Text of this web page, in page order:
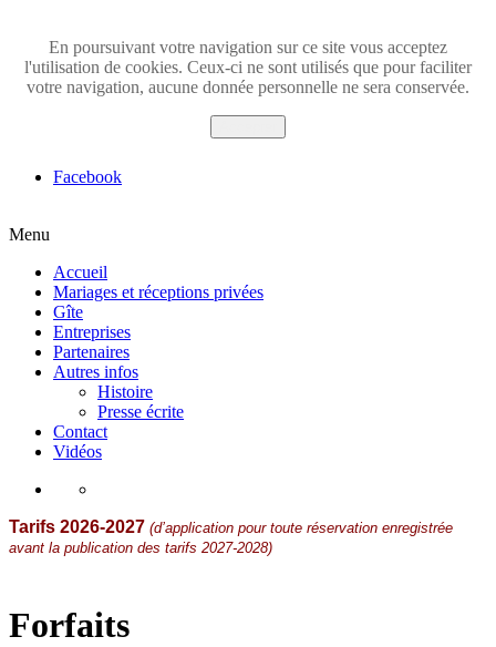
En poursuivant votre navigation sur ce site vous acceptez
l'utilisation de cookies. Ceux-ci ne sont utilisés que pour faciliter
votre navigation, aucune donnée personnelle ne sera conservée.
Facebook
Menu
Accueil
Mariages et réceptions privées
Gîte
Entreprises
Partenaires
Autres infos
Histoire
Presse écrite
Contact
Vidéos
Tarifs 2026-2027 (d’application pour toute réservation enregistrée
avant la publication des tarifs 2027-2028)
Forfaits